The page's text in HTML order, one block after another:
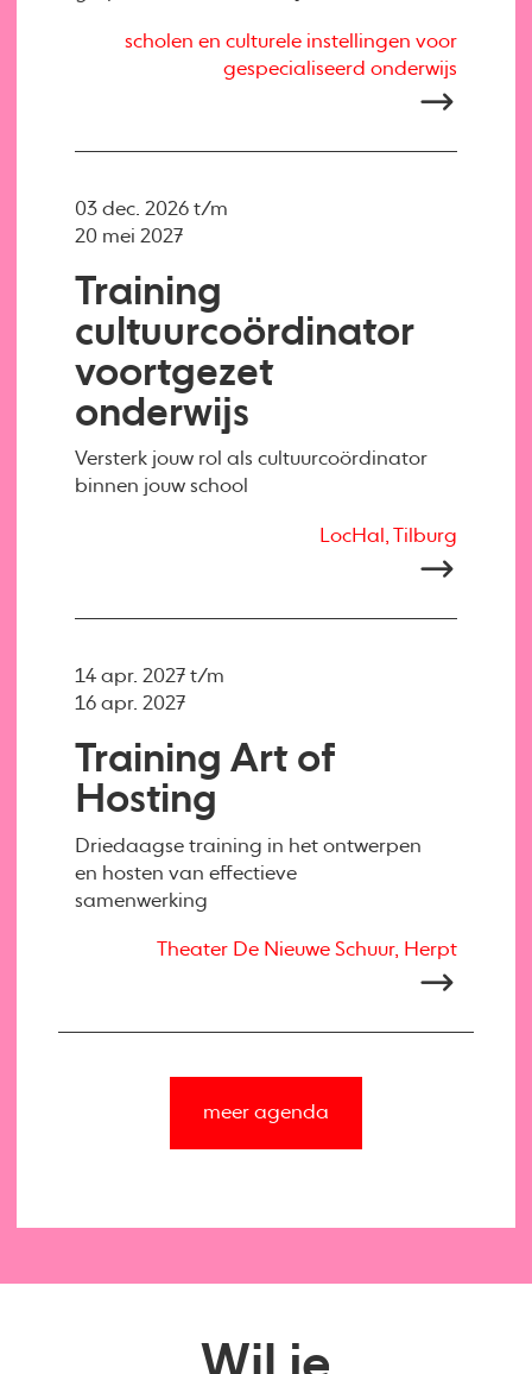
scholen en culturele instellingen voor
gespecialiseerd onderwijs
Training
cultuurcoördinator
voortgezet
onderwijs
Versterk jouw rol als cultuurcoördinator
binnen jouw school
03 dec. 2026 t/m
20 mei 2027
LocHal, Tilburg
Training Art of
Hosting
Driedaagse training in het ontwerpen
en hosten van effectieve
samenwerking
14 apr. 2027 t/m
16 apr. 2027
Theater De Nieuwe Schuur, Herpt
meer agenda